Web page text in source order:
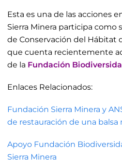
Esta es una de las acciones
Sierra Minera participa como
de Conservación del Hábitat
que cuenta recientemente
de la Fundación
Enlaces Relacionados:
Fundación Sierra Minera y
de restauración de una balsa
Apoyo Fundación
Sierra Minera